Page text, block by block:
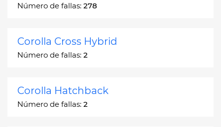
Número de fallas: 278
Corolla Cross Hybrid
Número de fallas: 2
Corolla Hatchback
Número de fallas: 2